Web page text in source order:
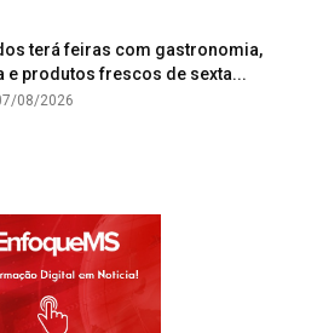
terá feiras com gastronomia,
e produtos frescos de sexta...
08/2026